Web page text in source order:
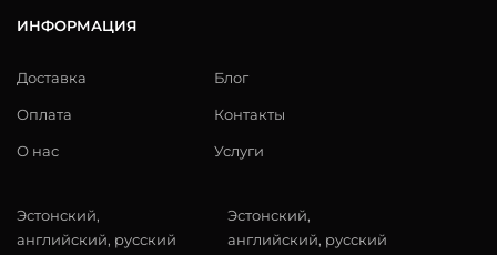
ИНФОРМАЦИЯ
Доставка
Оплата
О нас
Блог
Контакты
Услуги
Эстонский,
английский, русский
Эстонский,
английский, русский